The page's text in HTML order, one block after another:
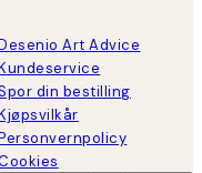
Art Advice
din bestilling